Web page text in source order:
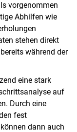
vorgenommen
Abhilfen wie
stehen direkt
während der
eine stark
auf
Durch eine
fest
dann auch